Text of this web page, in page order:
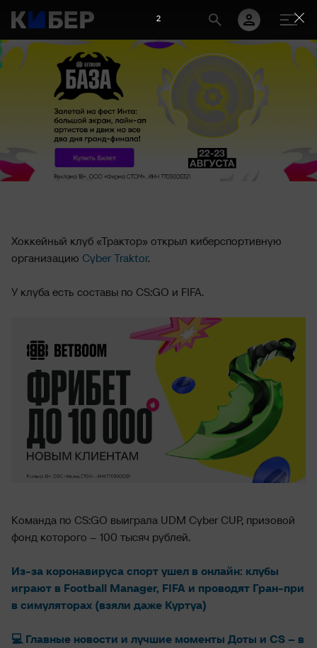
Хоккейный клуб «Трактор» открыл киберспортивную
организацию Cyber Traktor.
У клуба есть составы по CS:GO и FIFA.
Команда по CS:GO выиграла UDM Cyber CUP, призовой
фонд которого – 100 тысяч рублей.
Из-за коронавируса спорт ушел в онлайн: клубы
играют в Football Manager, FIFA и проводят Гран-при
в симуляторах (взяли даже Куртуа)
💻 Главные новости и лучшие моменты Доты и CS – в
2